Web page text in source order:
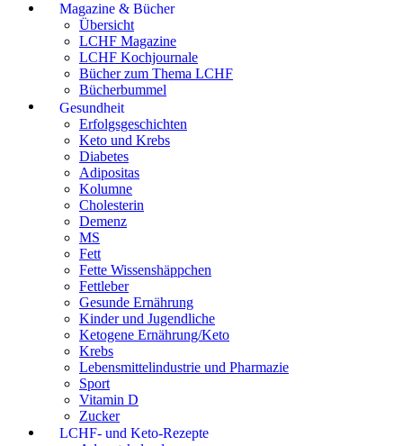
Magazine & Bücher
Übersicht
LCHF Magazine
LCHF Kochjournale
Bücher zum Thema LCHF
Bücherbummel
Gesundheit
Erfolgsgeschichten
Keto und Krebs
Diabetes
Adipositas
Kolumne
Cholesterin
Demenz
MS
Fett
Fette Wissenshäppchen
Fettleber
Gesunde Ernährung
Kinder und Jugendliche
Ketogene Ernährung/Keto
Krebs
Lebensmittelindustrie und Pharmazie
Sport
Vitamin D
Zucker
LCHF- und Keto-Rezepte